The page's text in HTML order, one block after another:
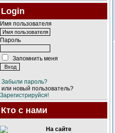
Login
Имя пользователя
Пароль
Запомнить меня
Забыли пароль?
или новый пользователь?
Зарегистрируйся!
Кто с нами
На сайте